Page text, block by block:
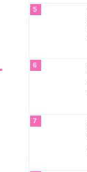
5
6
7